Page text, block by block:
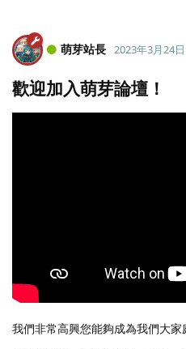
萌芽站長 2023年3月24日
歡迎加入萌芽論壇！
我們非常高興您能夠成為我們大家